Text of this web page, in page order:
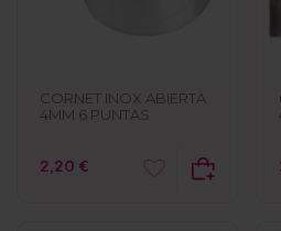
CORNET INOX ABIERTA
4MM 6 PUNTAS
2,20 €